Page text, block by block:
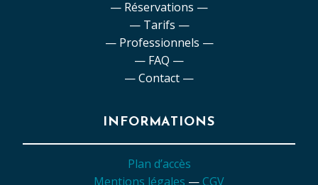
— Réservations —
— Tarifs —
— Professionnels —
— FAQ —
— Contact —
INFORMATIONS
Plan d’accès
Mentions légales — CGV